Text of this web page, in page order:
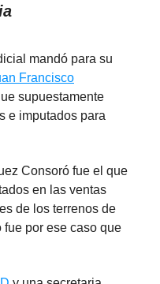
mandó para su
Francisco
supuestamente
e imputados para
Consoró fue el que
en las ventas
de los terrenos de
fue por ese caso que